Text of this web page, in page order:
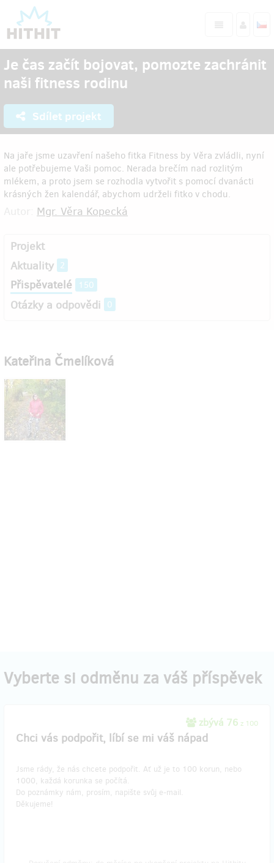
Je čas začít bojovat, pomozte zachránit
naši fitness rodinu
Sdílet projekt
Na jaře jsme uzavření našeho fitka Fitness by Věra zvládli, nyní
ale potřebujeme Vaši pomoc. Nerada brečím nad rozlitým
mlékem, a proto jsem se rozhodla vytvořit s pomocí dvanácti
krásných žen kalendář, abychom udrželi fitko v chodu.
Mgr. Věra Kopecká
Projekt
Aktuality 2
Přispěvatelé 150
Otázky a odpovědi 0
Kateřina Čmelíková
Vyberte si odměnu za váš příspěvek
zbývá 76 z 100
Chci vás podpořit, líbí se mi váš nápad
Jsme rády, že nás chcete podpořit. Ať už je to 100 korun, nebo
1000, každá korunka se počítá.
Do poznámky nám, prosím, napište svůj e-mail.
Děkujeme!